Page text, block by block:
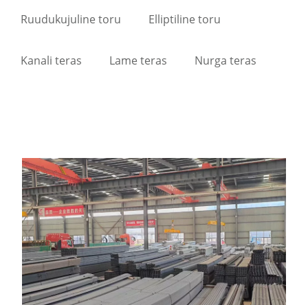
Ruudukujuline toru Elliptiline toru
Kanali teras Lame teras Nurga teras